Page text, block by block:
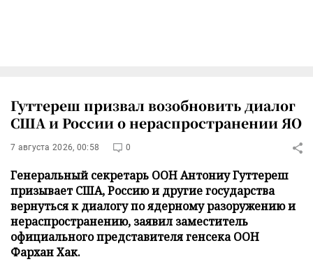
Гуттереш призвал возобновить диалог
США и России о нераспространении ЯО
7 августа 2026, 00:58 0
Генеральный секретарь ООН Антониу Гуттереш
призывает США, Россию и другие государства
вернутьcя к диалогу по ядерному разоружению и
нераспространению, заявил заместитель
официального представителя генсека ООН
Фархан Хак.